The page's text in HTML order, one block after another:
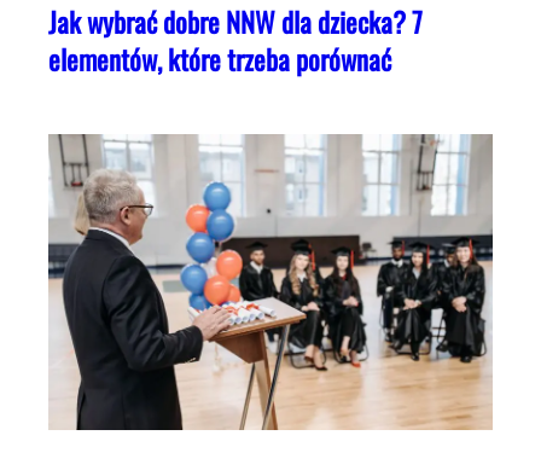
Jak wybrać dobre NNW dla dziecka? 7
elementów, które trzeba porównać